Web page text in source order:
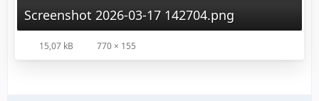
Screenshot 2026-03-17 142704.png
15,07 kB 770 × 155